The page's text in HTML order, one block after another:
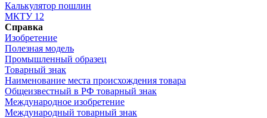
Калькулятор пошлин
МКТУ 12
Справка
Изобретение
Полезная модель
Промышленный образец
Товарный знак
Наименование места происхождения товара
Общеизвестный в РФ товарный знак
Международное изобретение
Международный товарный знак